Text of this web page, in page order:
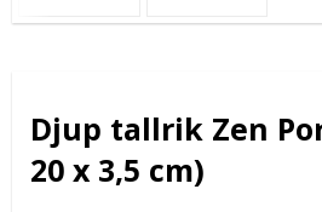
Djup tallrik Zen
20 x 3,5 cm)